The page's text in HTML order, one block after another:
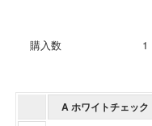
購入数
A ホワイトチェック